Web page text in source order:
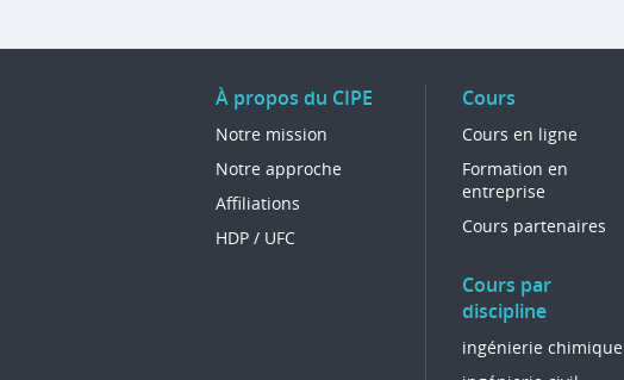
À propos du CIPE
Notre mission
Notre approche
Affiliations
HDP / UFC
Cours
Cours en ligne
Formation en
entreprise
Cours partenaires
Cours par
discipline
ingénierie chimique